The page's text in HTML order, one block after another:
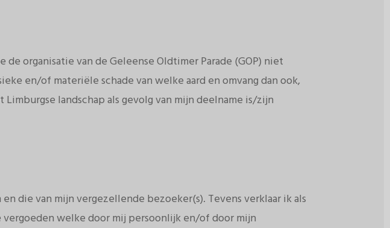
organisatie van de Geleense Oldtimer Parade (GOP) niet
en/of materiële schade van welke aard en omvang dan ook,
landschap als gevolg van mijn deelname is/zijn
die van mijn vergezellende bezoeker(s). Tevens verklaar ik als
welke door mij persoonlijk en/of door mijn